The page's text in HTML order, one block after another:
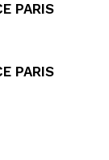
PARIS
PARIS